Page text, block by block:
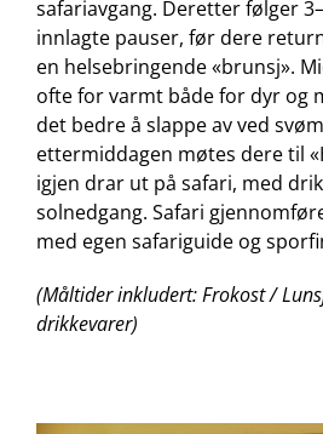
safariavgang. Deretter følger
innlagte pauser, før dere
en helsebringende «brunsj».
ofte for varmt både for dyr og
det bedre å slappe av ved
ettermiddagen møtes dere til
igjen drar ut på safari, med
solnedgang. Safari
med egen safariguide og
(Måltider inkludert: Frokost /
drikkevarer)